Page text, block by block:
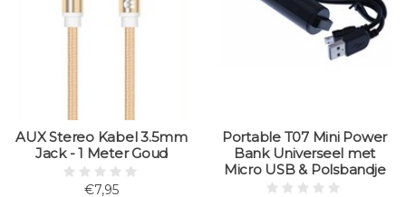
AUX Stereo Kabel 3.5mm
Jack - 1 Meter Goud
€7,95
Portable T07 Mini Power
Bank Universeel met
Micro USB & Polsbandje